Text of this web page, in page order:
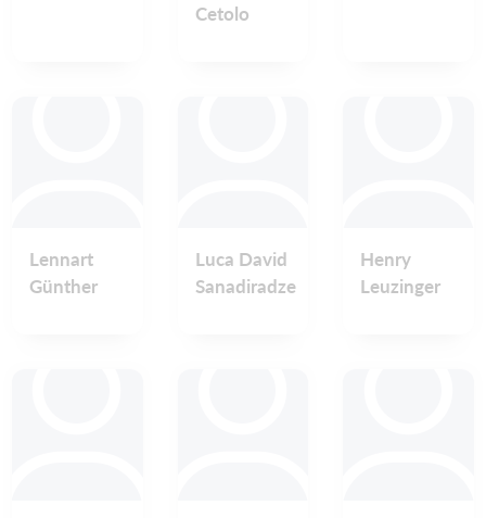
Cetolo
Lennart
Günther
Luca David
Sanadiradze
Henry
Leuzinger